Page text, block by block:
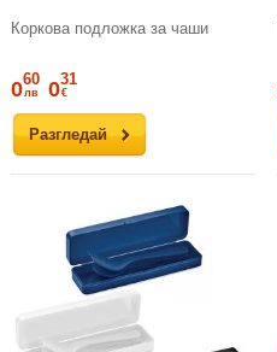
Коркова подложка за чаши
Разгледай
060
лв 031
€